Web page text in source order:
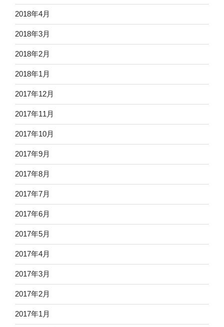
2018年4月
2018年3月
2018年2月
2018年1月
2017年12月
2017年11月
2017年10月
2017年9月
2017年8月
2017年7月
2017年6月
2017年5月
2017年4月
2017年3月
2017年2月
2017年1月